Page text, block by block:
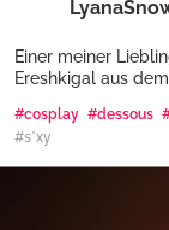
Einer meiner
Ereshkigal aus
#cosplay #dessous
#s*xy